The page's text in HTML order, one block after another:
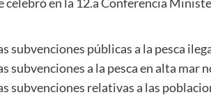
subvenciones públicas a la pesca
subvenciones a la pesca en alta mar
subvenciones relativas a las